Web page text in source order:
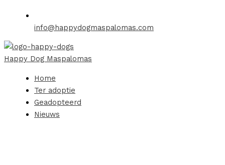
info@happydogmaspalomas.com
Happy Dog Maspalomas
Home
Ter adoptie
Geadopteerd
Nieuws